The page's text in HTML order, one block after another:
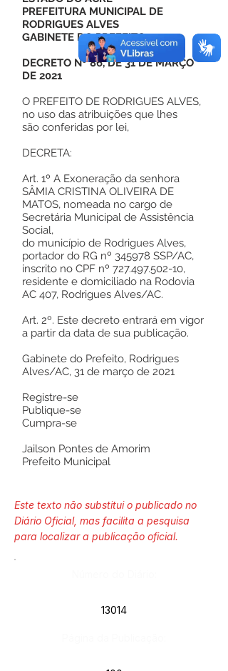
PREFEITURA MUNICIPAL DE
RODRIGUES ALVES
GABINETE DO PREFEITO
DECRETO Nº 86, DE 31 DE MARÇO
DE 2021
O PREFEITO DE RODRIGUES ALVES,
no uso das atribuições que lhes
são conferidas por lei,
DECRETA:
Art. 1º A Exoneração da senhora
SÂMIA CRISTINA OLIVEIRA DE
MATOS, nomeada no cargo de
Secretária Municipal de Assistência
Social,
do município de Rodrigues Alves,
portador do RG nº 345978 SSP/AC,
inscrito no CPF nº 727.497.502-10,
residente e domiciliado na Rodovia
AC 407, Rodrigues Alves/AC.
Art. 2º. Este decreto entrará em vigor
a partir da data de sua publicação.
Gabinete do Prefeito, Rodrigues
Alves/AC, 31 de março de 2021
Registre-se
Publique-se
Cumpra-se
Jailson Pontes de Amorim
Prefeito Municipal
Este texto não substitui o publicado no
Diário Oficial, mas facilita a pesquisa
para localizar a publicação oficial.
13014